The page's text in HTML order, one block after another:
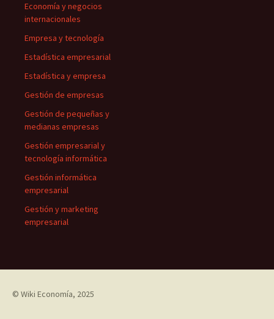
Economía y negocios
internacionales
Empresa y tecnología
Estadística empresarial
Estadística y empresa
Gestión de empresas
Gestión de pequeñas y
medianas empresas
Gestión empresarial y
tecnología informática
Gestión informática
empresarial
Gestión y marketing
empresarial
© Wiki Economía, 2025